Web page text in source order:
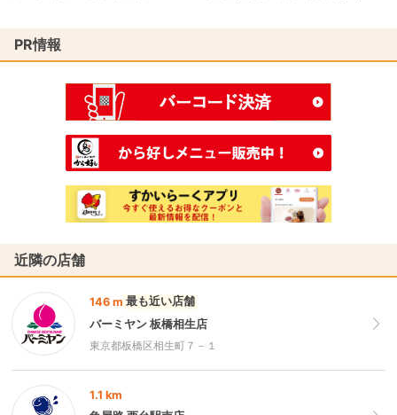
PR情報
近隣の店舗
146 m 最も近い店舗
バーミヤン 板橋相生店
東京都板橋区相生町７－１
1.1 km